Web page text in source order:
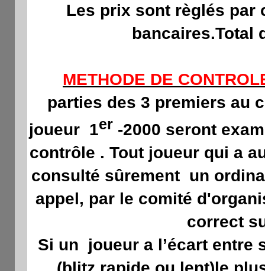
Les prix sont règlés par
bancaires.Total
METHODE DE
parties des 3 premiers au
joueur 1er -2000 seront
contrôle . Tout joueur qui a
consulté sûrement un
appel, par le comité
correct
Si un
joueur a l’écart entre